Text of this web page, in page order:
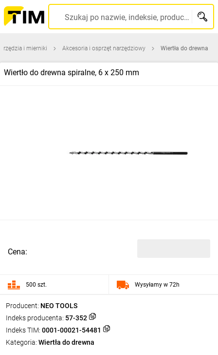
Szukaj po nazwie, indeksie, producencie, kodzie kreskowym...
i mierniki Akcesoria i osprzęt narzędziowy Wiertła do drewna
Wiertło do drewna spiralne, 6 x 250 mm
Producent: NEO TOOLS
Indeks producenta: 57-352
Indeks TIM: 0001-00021-54481
Kategoria: Wiertła do drewna
Cena:
500 szt. Wysyłamy w 72h